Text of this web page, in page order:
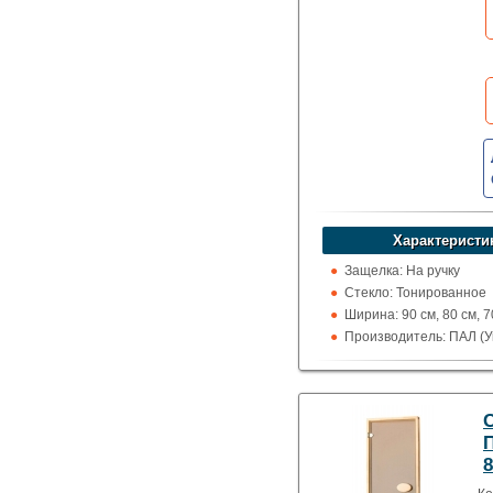
Защелка: На ручку
Стекло: Тонированное
Ширина: 90 см, 80 см,
Производитель: ПАЛ
Высота: 177 см, 190